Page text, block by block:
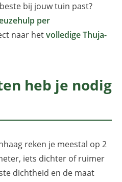
bij jouw tuin past?
per
naar hetvolledige Thuja-
heb je nodig
reken je meestal op 2
iets dichter of ruimer
dichtheid en de maat